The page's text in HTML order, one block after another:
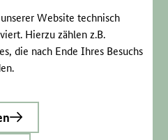
Website technisch
Hierzu zählen z.B.
die nach Ende Ihres Besuchs